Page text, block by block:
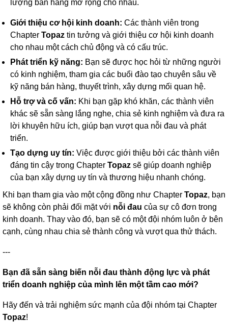
lượng bán hàng mở rộng cho nhau.
Giới thiệu cơ hội kinh doanh: Các thành viên trong
Chapter Topaz tin tưởng và giới thiệu cơ hội kinh doanh
cho nhau một cách chủ động và có cấu trúc.
Phát triển kỹ năng: Bạn sẽ được học hỏi từ những người
có kinh nghiệm, tham gia các buổi đào tạo chuyên sâu về
kỹ năng bán hàng, thuyết trình, xây dựng mối quan hệ.
Hỗ trợ và cố vấn: Khi bạn gặp khó khăn, các thành viên
khác sẽ sẵn sàng lắng nghe, chia sẻ kinh nghiệm và đưa ra
lời khuyên hữu ích, giúp bạn vượt qua nỗi đau và phát
triển.
Tạo dựng uy tín: Việc được giới thiệu bởi các thành viên
đáng tin cậy trong Chapter Topaz sẽ giúp doanh nghiệp
của bạn xây dựng uy tín và thương hiệu nhanh chóng.
Khi bạn tham gia vào một cộng đồng như Chapter Topaz, bạn
sẽ không còn phải đối mặt với nỗi đau của sự cô đơn trong
kinh doanh. Thay vào đó, bạn sẽ có một đội nhóm luôn ở bên
cạnh, cùng nhau chia sẻ thành công và vượt qua thử thách.
---
Bạn đã sẵn sàng biến nỗi đau thành động lực và phát
triển doanh nghiệp của mình lên một tầm cao mới?
Hãy đến và trải nghiệm sức mạnh của đội nhóm tại Chapter
Topaz!